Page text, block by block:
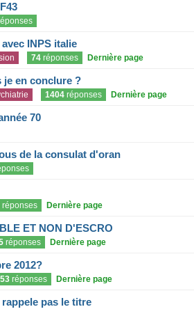
INPS italie
74réponses Dernière page
je en conclure ?
1404réponses Dernière page
70
de la consulat d'oran
réponses Dernière page
ET NON D'ESCRO
réponses Dernière page
2012?
53réponses Dernière page
pas le titre